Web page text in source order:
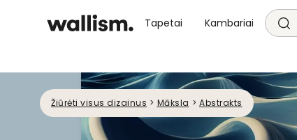
Tapetai Kambariai
Žiūrėti visus dizainus > Māksla > Abstrakts